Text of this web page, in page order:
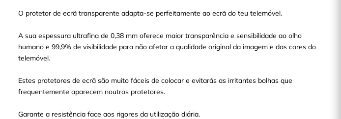
O protetor de ecrã transparente adapta-se perfeitamente ao ecrã do teu telemóvel.
A sua espessura ultrafina de 0,38 mm oferece maior transparência e sensibilidade ao olho
humano e 99,9% de visibilidade para não afetar a qualidade original da imagem e das cores do
telemóvel.
Estes protetores de ecrã são muito fáceis de colocar e evitarás as irritantes bolhas que
frequentemente aparecem noutros protetores.
Garante a resistência face aos rigores da utilização diária.